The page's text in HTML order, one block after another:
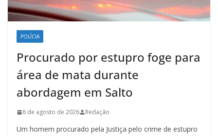
POLÍCIA
Procurado por estupro foge para
área de mata durante
abordagem em Salto
6 de agosto de 2026 Redação
Um homem procurado pela Justiça pelo crime de estupro